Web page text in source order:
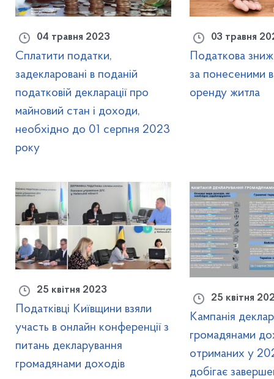
04 травня 2023
Сплатити податки,
задекларовані в поданій
податковій декларації про
майновий стан і доходи,
необхідно до 01 серпня 2023
року
03 травня
Податкова
за понесеними
оренду житла
25 квітня 2023
Податківці Київщини взяли
участь в онлайн конференції з
питань декларування
громадянами доходів
25 квітня
Кампанія
громадянами
отриманих у
добігає